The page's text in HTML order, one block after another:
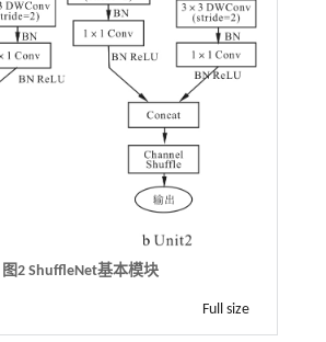
图2ShuffleNet基本模块
Full size